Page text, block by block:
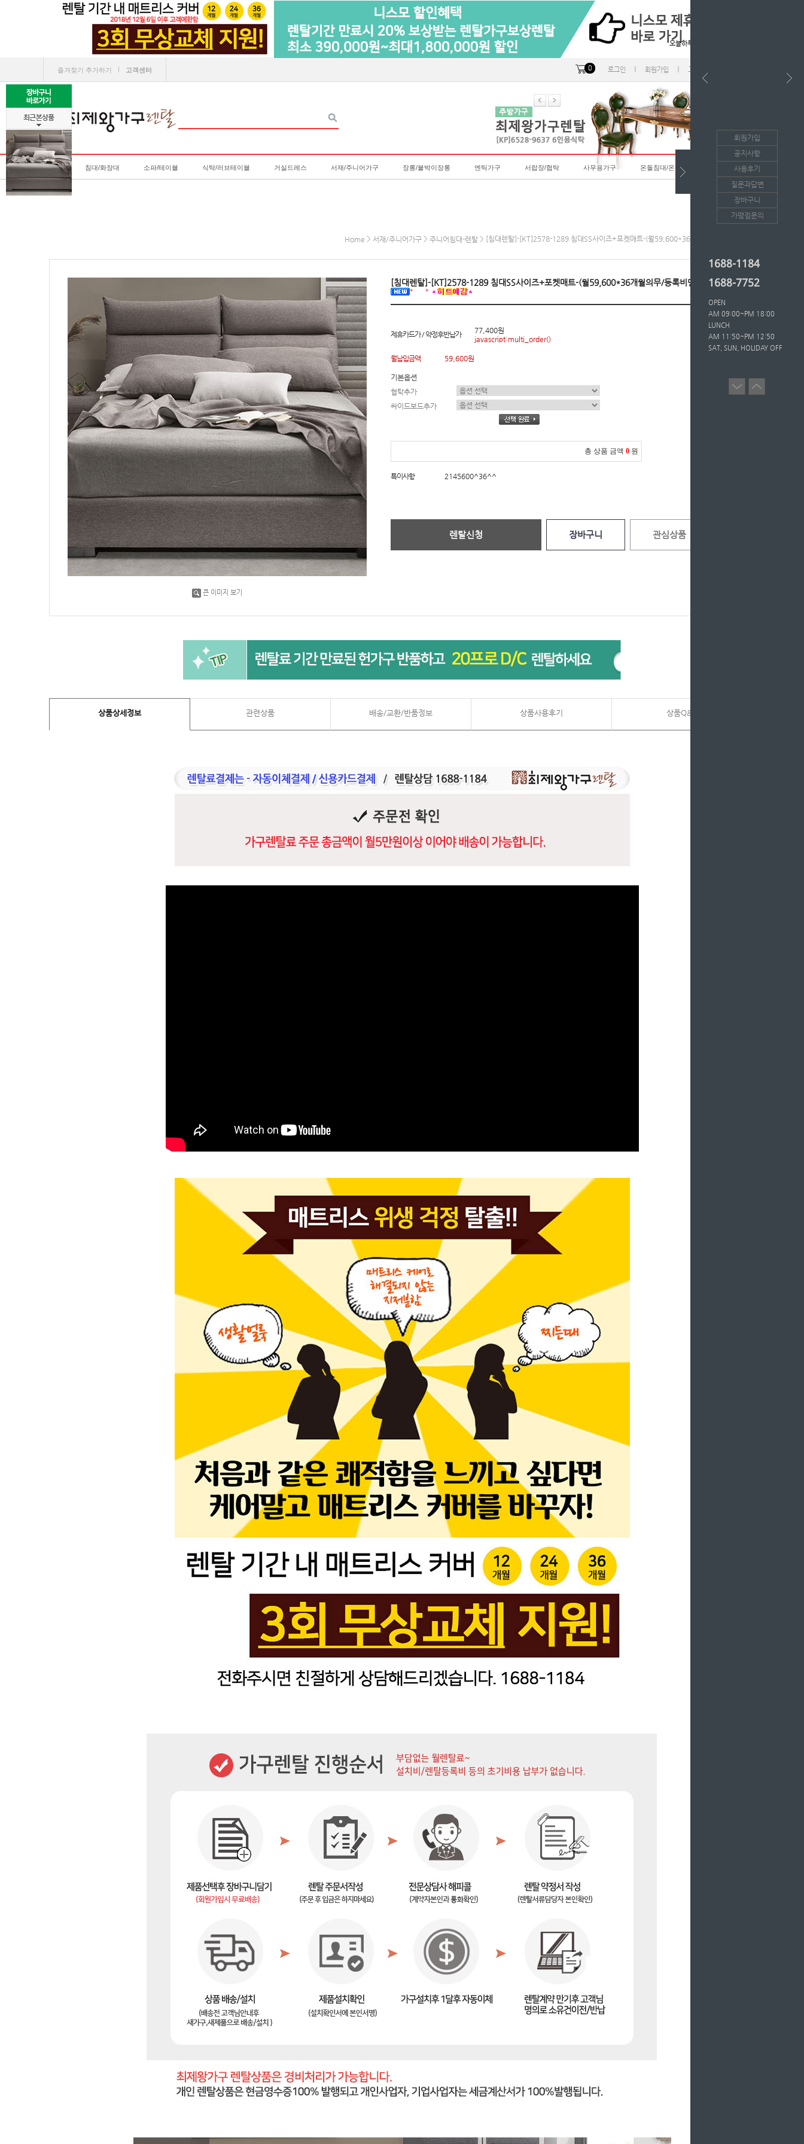
오늘하루 열지않음
즐겨찾기 추가하기 ㅣ 고객센터 0 로그인 회원가입 고객센터
침대/화장대 소파/테이블 식탁/러브테이블 거실드레스 서재/주니어가구 장롱/붙박이장롱 엔틱가구 서랍장/협탁 사무용가구 온돌침대/온돌소파
Home > 서재/주니어가구 > 주니어침대-렌탈 > [침대렌탈]-[KT]2578-1289 침대SS사이즈+포켓매트-(월59,600*36개월의무/등록비면제)
큰 이미지 보기
[침대렌탈]-[KT]2578-1289 침대SS사이즈+포켓매트-(월59,600*36개월의무/등록비면제)
제휴카드가 / 약정후반납가
77,400원
javascript:multi_order()
월납입금액 59,600원
기본옵션
협탁추가
싸이드보드추가
총 상품 금액 0 원
특이사항 2145600^36^^
렌탈신청 장바구니 관심상품
상품상세정보 관련상품 배송/교환/반품정보 상품사용후기 상품Q&A
회원가입
공지사항
사용후기
질문과답변
장바구니
가맹점문의
1688-1184
1688-7752
OPEN
AM 09:00~PM 18:00
LUNCH
AM 11:50~PM 12:50
SAT, SUN, HOLIDAY OFF